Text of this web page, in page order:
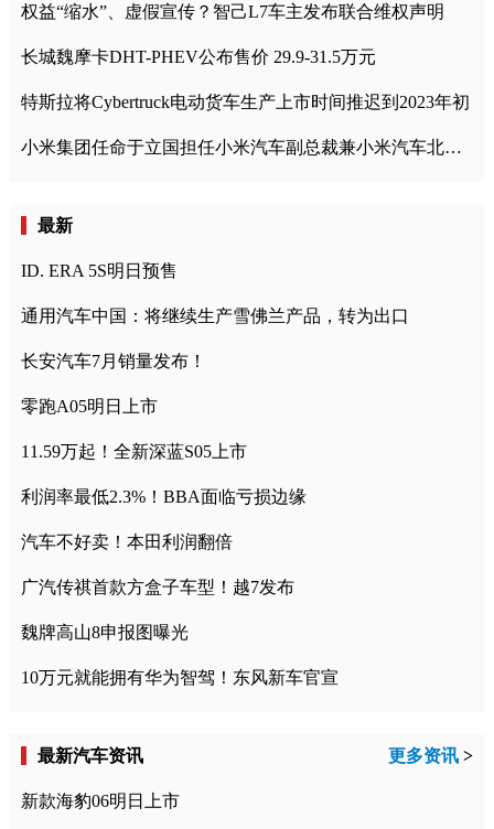
权益“缩水”、虚假宣传？智己L7车主发布联合维权声明
长城魏摩卡DHT-PHEV公布售价 29.9-31.5万元
特斯拉将Cybertruck电动货车生产上市时间推迟到2023年初
小米集团任命于立国担任小米汽车副总裁兼小米汽车北京总部政委
最新
ID. ERA 5S明日预售
通用汽车中国：将继续生产雪佛兰产品，转为出口
长安汽车7月销量发布！
零跑A05明日上市
11.59万起！全新深蓝S05上市
利润率最低2.3%！BBA面临亏损边缘
汽车不好卖！本田利润翻倍
广汽传祺首款方盒子车型！越7发布
魏牌高山8申报图曝光
10万元就能拥有华为智驾！东风新车官宣
最新汽车资讯 更多资讯 >
新款海豹06明日上市